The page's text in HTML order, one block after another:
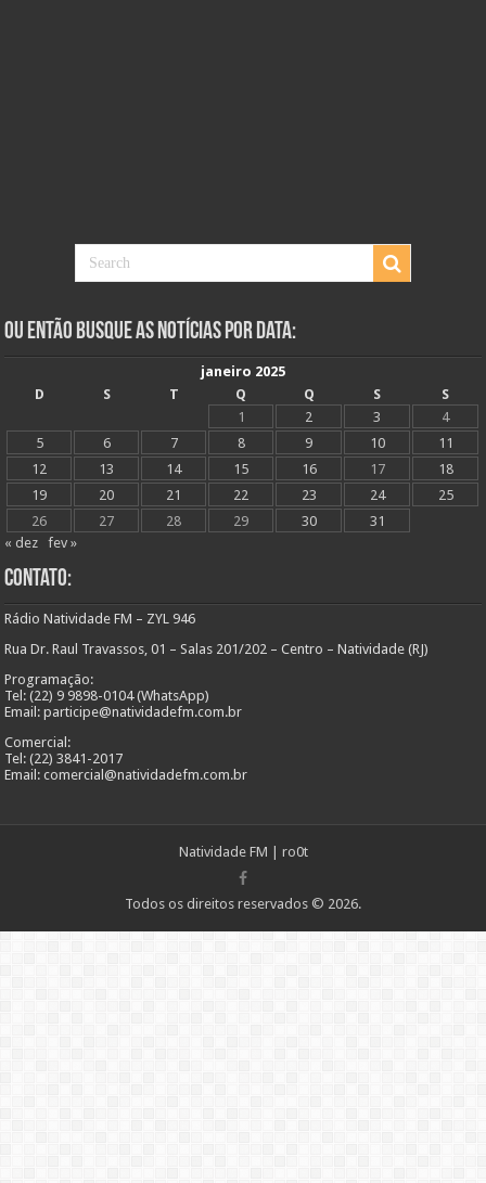
Ou Então Busque as Notícias Por Data:
janeiro 2025
D
S T Q Q S
S
1
2 3
4
5
6 7 8 9 10
11
12
13 14 15 16 17
18
19
20 21 22 23 24
25
26
27 28 29 30
31
« dez
fev »
Contato:
Rádio Natividade FM – ZYL 946
Rua Dr. Raul Travassos, 01 – Salas 201/202 – Centro – Natividade (RJ)
Programação:
Tel: (22) 9 9898-0104 (WhatsApp)
Email: participe@natividadefm.com.br
Comercial:
Tel: (22) 3841-2017
Email: comercial@natividadefm.com.br
Natividade FM ro0t
Todos os direitos reservados © 2026.